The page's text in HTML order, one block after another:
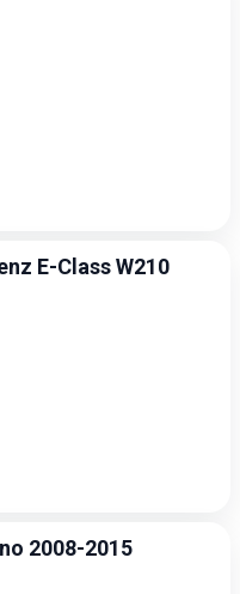
E-Class W210
2008-2015